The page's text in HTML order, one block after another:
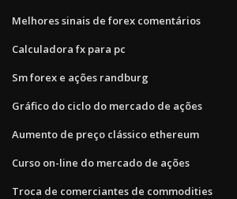
Melhores sinais de forex comentários
Calculadora fx para pc
Sm forex e ações randburg
Gráfico do ciclo do mercado de ações
Aumento de preço clássico ethereum
Curso on-line do mercado de ações
Troca de comerciantes de commodities